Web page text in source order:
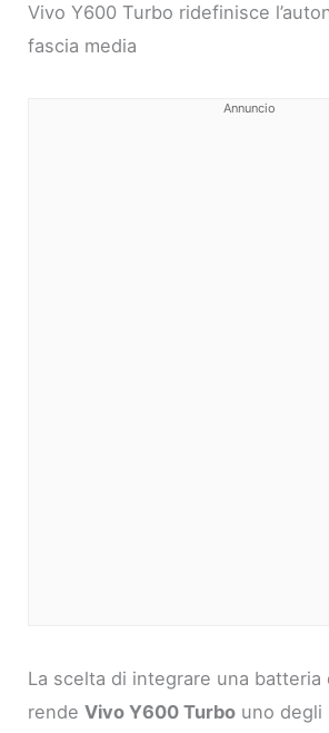
Vivo Y600 Turbo ridefinisce
fascia media
Annuncio
La scelta di integrare una batteria
rendeVivo Y600 Turbo uno degli